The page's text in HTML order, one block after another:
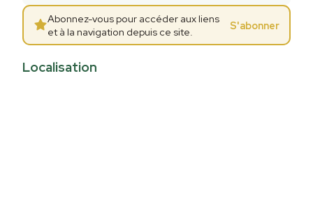
Abonnez-vous pour accéder aux liens
et à la navigation depuis ce site.
S'abonner
Localisation